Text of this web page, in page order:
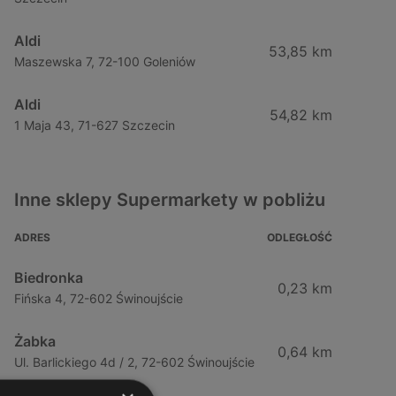
Aldi
Maszewska 7, 72-100 Goleniów
53,85 km
Aldi
1 Maja 43, 71-627 Szczecin
54,82 km
Inne sklepy Supermarkety w pobliżu
ADRES ODLEGŁOŚĆ
Biedronka
Fińska 4, 72-602 Świnoujście
0,23 km
Żabka
Ul. Barlickiego 4d / 2, 72-602 Świnoujście
0,64 km